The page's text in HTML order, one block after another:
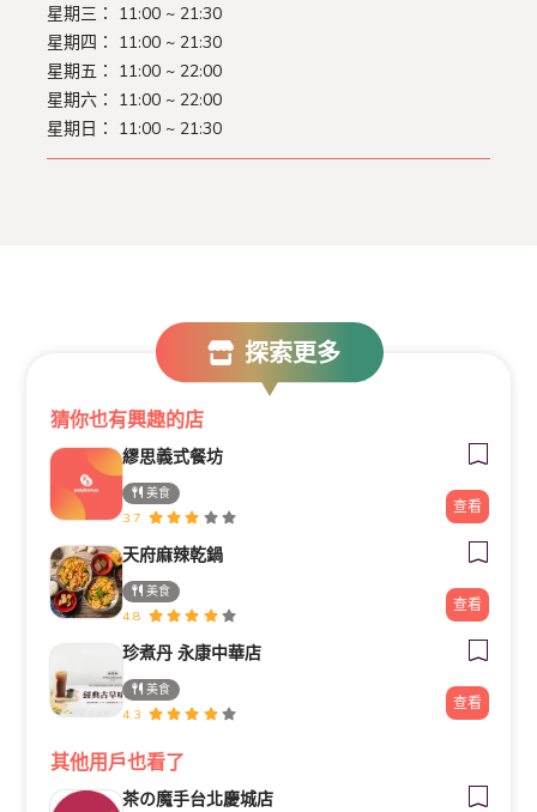
星期三： 11:00 ~ 21:30
星期四： 11:00 ~ 21:30
星期五： 11:00 ~ 22:00
星期六： 11:00 ~ 22:00
星期日： 11:00 ~ 21:30
探索更多
猜你也有興趣的店
繆思義式餐坊
美食
3.7
查看
天府麻辣乾鍋
美食
4.8
查看
珍煮丹 永康中華店
美食
4.3
查看
其他用戶也看了
茶の魔手台北慶城店